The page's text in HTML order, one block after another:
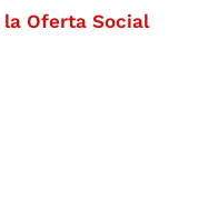
Oferta Social